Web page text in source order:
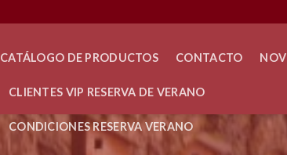
CATÁLOGO DE PRODUCTOS CONTACTO
CLIENTES VIP RESERVA DE VERANO
CONDICIONES RESERVA VERANO